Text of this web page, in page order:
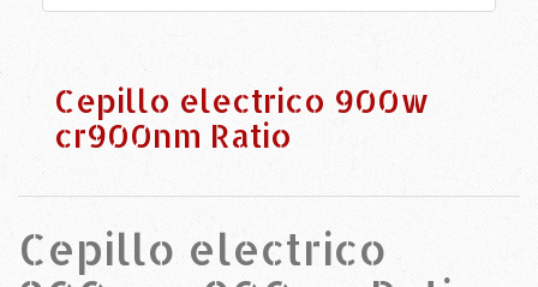
Cepillo electrico 900w
cr900nm Ratio
Cepillo electrico